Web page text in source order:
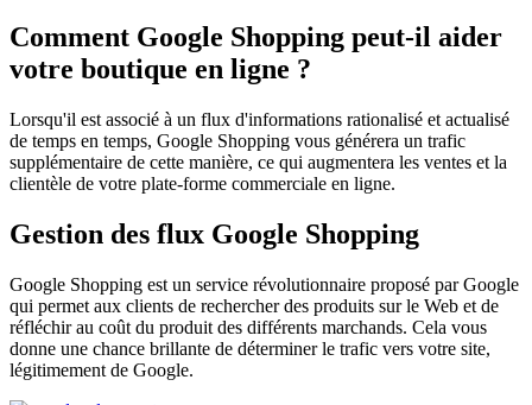
Comment Google Shopping peut-il aider
votre boutique en ligne ?
Lorsqu'il est associé à un flux d'informations rationalisé et actualisé
de temps en temps, Google Shopping vous générera un trafic
supplémentaire de cette manière, ce qui augmentera les ventes et la
clientèle de votre plate-forme commerciale en ligne.
Gestion des flux Google Shopping
Google Shopping est un service révolutionnaire proposé par Google
qui permet aux clients de rechercher des produits sur le Web et de
réfléchir au coût du produit des différents marchands. Cela vous
donne une chance brillante de déterminer le trafic vers votre site,
légitimement de Google.